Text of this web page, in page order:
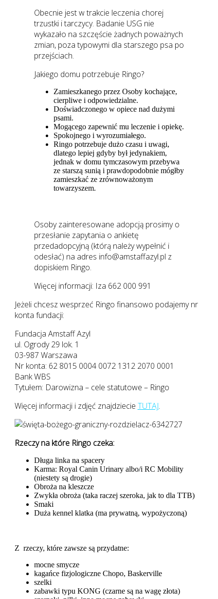
Obecnie jest w trakcie leczenia chorej
trzustki i tarczycy. Badanie USG nie
wykazało na szczęście żadnych poważnych
zmian, poza typowymi dla starszego psa po
przejściach.
Jakiego domu potrzebuje Ringo?
Zamieszkanego przez Osoby kochające,
cierpliwe i odpowiedzialne.
Doświadczonego w opiece nad dużymi
psami.
Mogącego zapewnić mu leczenie i opiekę.
Spokojnego i wyrozumiałego.
Ringo potrzebuje dużo czasu i uwagi,
dlatego lepiej gdyby był jedynakiem,
jednak w domu tymczasowym przebywa
ze starszą sunią i prawdopodobnie mógłby
zamieszkać ze zrównoważonym
towarzyszem.
Osoby zainteresowane adopcją prosimy o
przesłanie zapytania o ankietę
przedadopcyjną (którą należy wypełnić i
odesłać) na adres info@amstaffazyl.pl z
dopiskiem Ringo.
Więcej informacji: Iza 662 000 991
Jeżeli chcesz wesprzeć Ringo finansowo podajemy nr
konta fundacji:
Fundacja Amstaff Azyl
ul. Ogrody 29 lok. 1
03-987 Warszawa
Nr konta: 62 8015 0004 0072 1312 2070 0001
Bank WBS
Tytułem: Darowizna – cele statutowe – Ringo
Więcej informacji i zdjęć znajdziecie TUTAJ.
Rzeczy na które Ringo czeka:
Długa linka na spacery
Karma: Royal Canin Urinary albo/i RC Mobility
(niestety są drogie)
Obroża na kleszcze
Zwykła obroża (taka raczej szeroka, jak to dla TTB)
Smaki
Duża kennel klatka (ma prywatną, wypożyczoną)
Z rzeczy, które zawsze są przydatne:
mocne smycze
kagańce fizjologiczne Chopo, Baskerville
szelki
zabawki typu KONG (czarne są na wagę złota)